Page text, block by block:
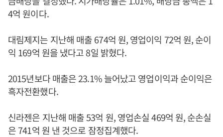
4억 원이다.
대림제지는 지난해 매출 674억 원, 영업이익 72억 원, 순이
익 169억 원을 냈다고 8일 밝혔다.
2015년보다 매출은 23.1% 늘어났고 영업이익과 순이익은
흑자전환했다.
신라젠은 지난해 매출 53억 원, 영업손실 469억 원, 순손실
은 741억 원 낸 것으로 잠정집계했다.